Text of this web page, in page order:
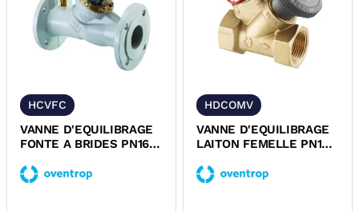
HCVFC
VANNE D'EQUILIBRAGE
FONTE A BRIDES PN16
OVENTROP
HDCOMV
VANNE D'EQUILIBRAGE
LAITON FEMELLE PN16
OVENTROP